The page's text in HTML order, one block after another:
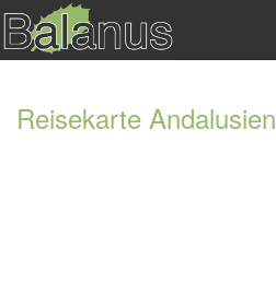
Reisekarte Andalusien